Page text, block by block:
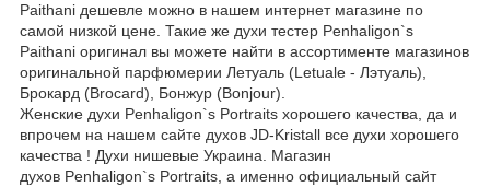
Paithani дешевле можно в нашем интернет магазине по
самой низкой цене. Такие же духи тестер Penhaligon`s
Paithani оригинал вы можете найти в ассортименте магазинов
оригинальной парфюмерии Летуаль (Letuale - Лэтуаль),
Брокард (Brocard), Бонжур (Bonjour).
Женские духи Penhaligon`s Portraits хорошего качества, да и
впрочем на нашем сайте духов JD-Kristall все духи хорошего
качества ! Духи нишевые Украина. Магазин
духов Penhaligon`s Portraits, а именно официальный сайт